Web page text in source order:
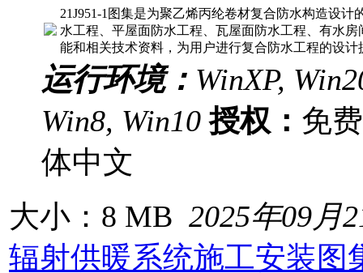
21J951-1图集是为聚乙烯丙纶卷材复合防水构造设
水工程、平屋面防水工程、瓦屋面防水工程、有水
能和相关技术资料，为用户进行复合防水工程的设计
运行环境： WinXP,
Win8, Win10 授权： 免
体中文
大小：8 MB 2025年09月
辐射供暖系统施工安装图